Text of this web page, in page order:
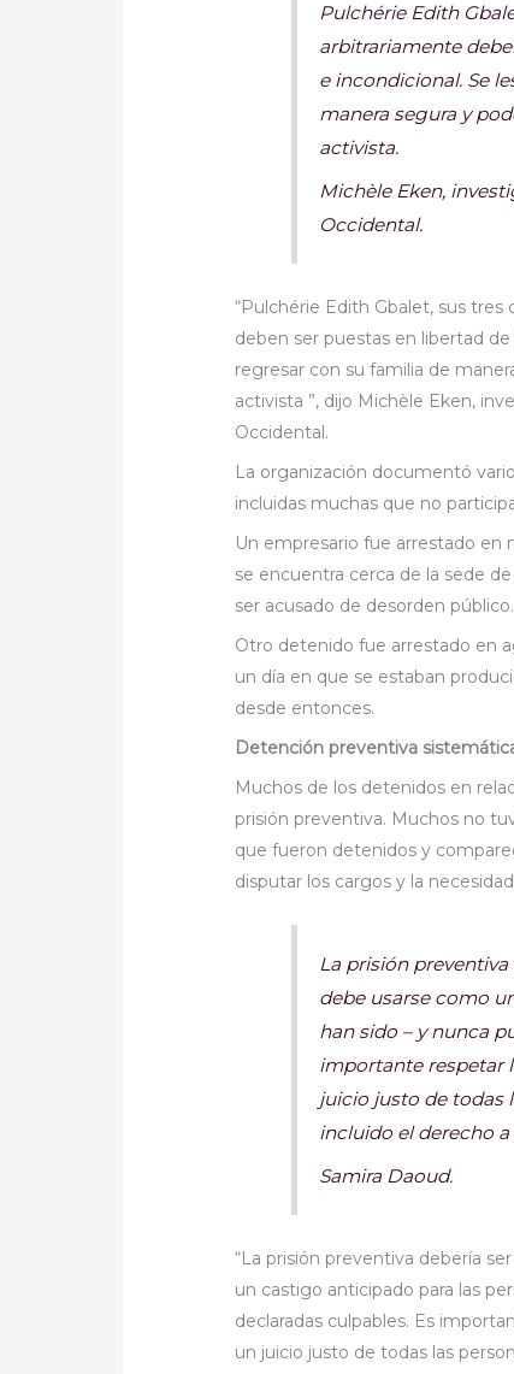
Pulchérie Edith
arbitrariamente
e incondicional. Se
manera segura y
activista.
Michèle Eken,
Occidental.
“Pulchérie Edith Gbalet, sus
deben ser puestas en libertad
regresar con su familia de
activista ”, dijo Michèle Eken,
Occidental.
La organización documentó
incluidas muchas que no
Un empresario fue arrestado en
se encuentra cerca de la sede
ser acusado de desorden público.
Otro detenido fue arrestado en
un día en que se estaban
desde entonces.
Detención preventiva
Muchos de los detenidos en
prisión preventiva. Muchos no
que fueron detenidos y
disputar los cargos y la
La prisión
debe usarse como
han sido – y nunca
importante respetar
juicio justo de todas
incluido el derecho
Samira Daoud.
“La prisión preventiva debería
un castigo anticipado para las
declaradas culpables. Es
un juicio justo de todas las